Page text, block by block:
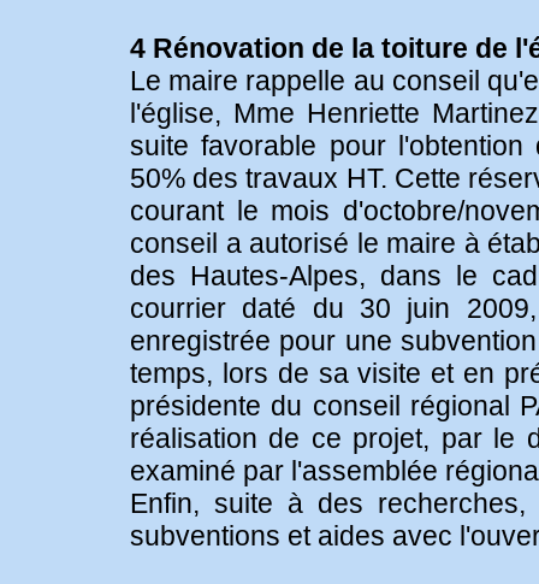
4 Rénovation de la toiture de
Le maire rappelle au conseil
l'église, Mme Henriette
suite favorable pour
50% des travaux HT. Cette
courant le mois d'octobre/
conseil a autorisé le maire à
des Hautes-Alpes, dans le
courrier daté du 30 juin
enregistrée pour une
temps, lors de sa visite et en
présidente du conseil régional
réalisation de ce projet, par le
examiné par l'assemblée
Enfin, suite à des
subventions et aides avec